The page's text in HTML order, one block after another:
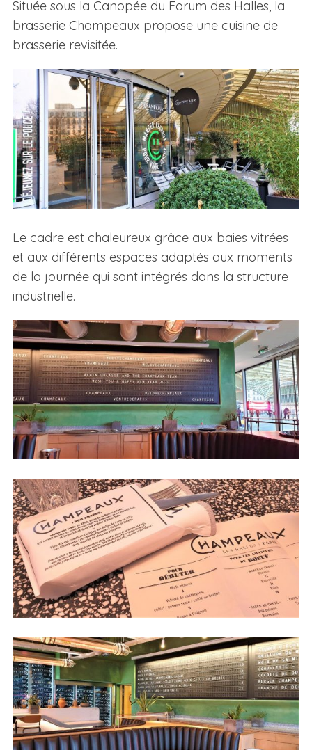
Située sous la Canopée du Forum des Halles, la
brasserie Champeaux propose une cuisine de
brasserie revisitée.
Le cadre est chaleureux grâce aux baies vitrées
et aux différents espaces adaptés aux moments
de la journée qui sont intégrés dans la structure
industrielle.